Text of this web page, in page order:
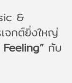
&
จกต์ยิ่งใหญ่
กับ